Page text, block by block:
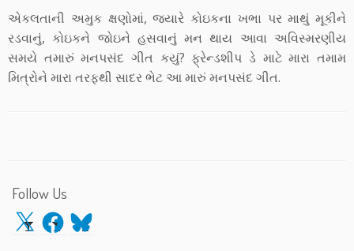
એકલતાની અમુક ક્ષણોમાં, જ્યારે કોઇકના ખભા પર માથું મૂકીને
રડવાનું, કોઇકને જોઇને હસવાનું મન થાય આવા અવિસ્મરણીય
સમયે તમારું મનપસંદ ગીત કયું? ફ્રેન્ડશીપ ડે માટે મારા તમામ
મિત્રોને મારા તરફથી સાદર ભેટ આ મારું મનપસંદ ગીત.
Follow Us
X Facebook
Bluesky